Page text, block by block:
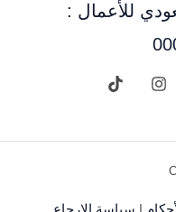
للأعمال :